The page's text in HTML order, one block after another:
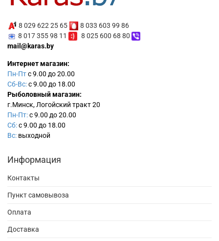
8 029 622 25 65
8 033 603 99 86
8 017 355 98 11
8 025 600 68 80
mail@karas.by
Интернет магазин:
Пн-Птс 9.00 до 20.00
Сб-Вс:с 9.00 до 18.00
Рыболовный магазин:
г.Минск, Логойский тракт 20
Пн-Пт:с 9.00 до 20.00
Сб:с 9.00 до 18.00
Вс: выходной
Информация
Контакты
Пункт самовывоза
Оплата
Доставка